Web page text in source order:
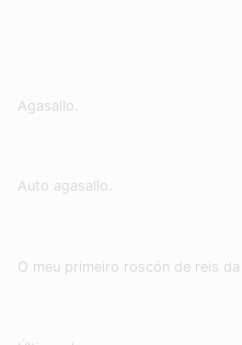
Agasallo.
Auto agasallo.
O meu primeiro roscón de reis